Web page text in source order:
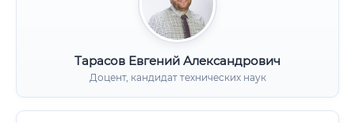
Тарасов Евгений Александрович
Доцент, кандидат технических наук